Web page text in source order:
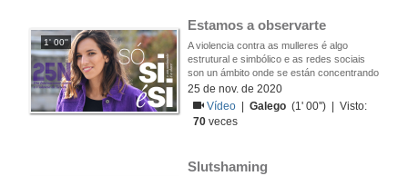
1' 00''
Estamos a observarte
A violencia contra as mulleres é algo
estrutural e simbólico e as redes sociais
son un ámbito onde se están concentrando
25 de nov. de 2020
Vídeo
|Galego (1' 00'') | Visto:
70 veces
Slutshaming